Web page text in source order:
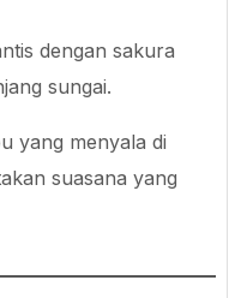
dengan sakura
sungai.
yang menyala di
suasana yang